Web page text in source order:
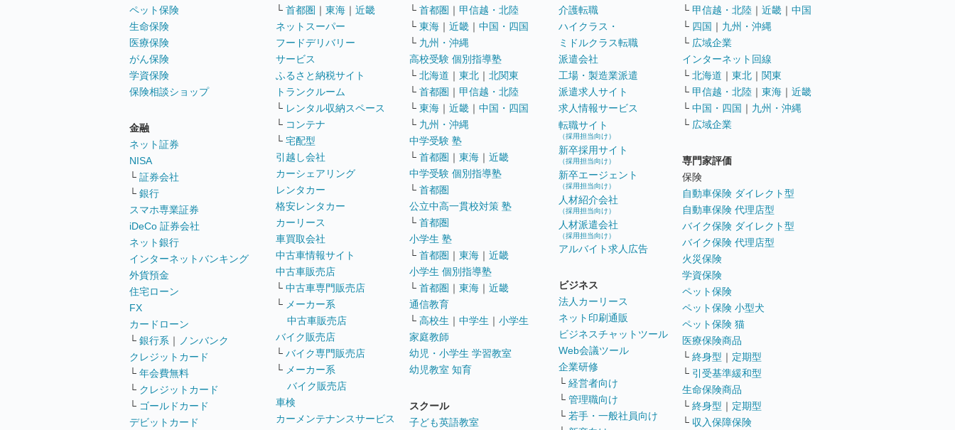
ペット保険
生命保険
医療保険
がん保険
学資保険
保険相談ショップ
金融
ネット証券
NISA
└ 証券会社
└ 銀行
スマホ専業証券
iDeCo 証券会社
ネット銀行
インターネットバンキング
外貨預金
住宅ローン
FX
カードローン
└ 銀行系 ｜
ノンバンク
クレジットカード
└ 年会費無料
└ クレジットカード
└ ゴールドカード
デビットカード
└ 首都圏 ｜ 東海 ｜ 近畿
ネットスーパー
フードデリバリー
サービス
ふるさと納税サイト
トランクルーム
└ レンタル収納スペース
└ コンテナ
└ 宅配型
引越し会社
カーシェアリング
レンタカー
格安レンタカー
カーリース
車買取会社
中古車情報サイト
中古車販売店
└ 中古車専門販売店
└ メーカー系
中古車販売店
バイク販売店
└ バイク専門販売店
└ メーカー系
バイク販売店
車検
カーメンテナンスサービス
└ 首都圏 ｜ 甲信越・北陸
└ 東海 ｜ 近畿 ｜ 中国・四国
└ 九州・沖縄
高校受験 個別指導塾
└ 北海道 ｜ 東北 ｜ 北関東
└ 首都圏 ｜ 甲信越・北陸
└ 東海 ｜ 近畿 ｜ 中国・四国
└ 九州・沖縄
中学受験 塾
└ 首都圏 ｜ 東海 ｜ 近畿
中学受験 個別指導塾
└ 首都圏
公立中高一貫校対策 塾
└ 首都圏
小学生 塾
└ 首都圏 ｜ 東海 ｜ 近畿
小学生 個別指導塾
└ 首都圏 ｜ 東海 ｜ 近畿
通信教育
└ 高校生 ｜ 中学生 ｜ 小学生
家庭教師
幼児・小学生 学習教室
幼児教室 知育
スクール
子ども英語教室
介護転職
ハイクラス・
ミドルクラス転職
派遣会社
工場・製造業派遣
派遣求人サイト
求人情報サービス
転職サイト
（採用担当向け）
新卒採用サイト
（採用担当向け）
新卒エージェント
（採用担当向け）
人材紹介会社
（採用担当向け）
人材派遣会社
（採用担当向け）
アルバイト求人広告
ビジネス
法人カーリース
ネット印刷通販
ビジネスチャットツール
Web会議ツール
企業研修
└ 経営者向け
└ 管理職向け
└ 若手・一般社員向け
└ 甲信越・北陸 ｜ 近畿 ｜ 中国
└ 四国 ｜ 九州・沖縄
└ 広域企業
インターネット回線
└ 北海道 ｜ 東北 ｜ 関東
└ 甲信越・北陸 ｜ 東海 ｜ 近畿
└ 中国・四国 ｜ 九州・沖縄
└ 広域企業
専門家評価
保険
自動車保険 ダイレクト型
自動車保険 代理店型
バイク保険 ダイレクト型
バイク保険 代理店型
火災保険
学資保険
ペット保険
ペット保険 小型犬
ペット保険 猫
医療保険商品
└ 終身型 ｜ 定期型
└ 引受基準緩和型
生命保険商品
└ 終身型 ｜ 定期型
└ 収入保障保険